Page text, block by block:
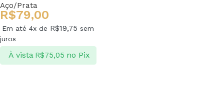
Aço/Prata
R$79,00
Em até 4x de R$19,75 sem
juros
À vista R$75,05 no Pix